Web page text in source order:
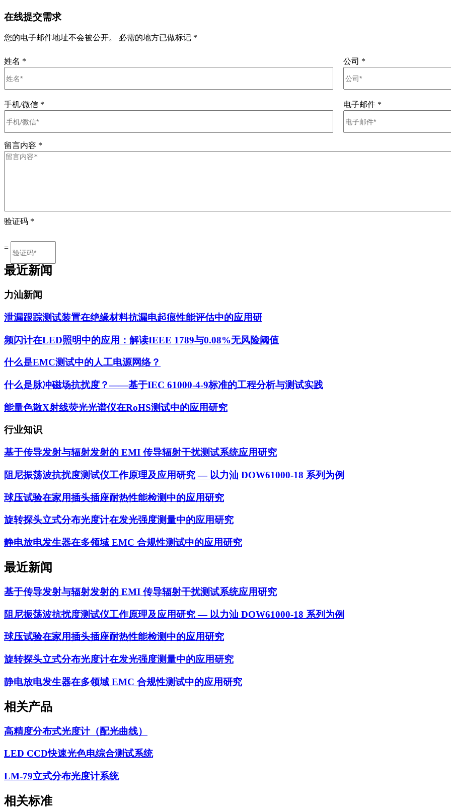
在线提交需求
您的电子邮件地址不会被公开。 必需的地方已做标记 *
姓名 * 公司 *
手机/微信 * 电子邮件 *
留言内容 *
验证码 *
=
最近新闻
力汕新闻
泄漏跟踪测试装置在绝缘材料抗漏电起痕性能评估中的应用研
频闪计在LED照明中的应用：解读IEEE 1789与0.08%无风险阈值
什么是EMC测试中的人工电源网络？
什么是脉冲磁场抗扰度？——基于IEC 61000-4-9标准的工程分析与测试实践
能量色散X射线荧光光谱仪在RoHS测试中的应用研究
行业知识
基于传导发射与辐射发射的 EMI 传导辐射干扰测试系统应用研究
阻尼振荡波抗扰度测试仪工作原理及应用研究 — 以力汕 DOW61000-18 系列为例
球压试验在家用插头插座耐热性能检测中的应用研究
旋转探头立式分布光度计在发光强度测量中的应用研究
静电放电发生器在多领域 EMC 合规性测试中的应用研究
最近新闻
基于传导发射与辐射发射的 EMI 传导辐射干扰测试系统应用研究
阻尼振荡波抗扰度测试仪工作原理及应用研究 — 以力汕 DOW61000-18 系列为例
球压试验在家用插头插座耐热性能检测中的应用研究
旋转探头立式分布光度计在发光强度测量中的应用研究
静电放电发生器在多领域 EMC 合规性测试中的应用研究
相关产品
高精度分布式光度计（配光曲线）
LED CCD快速光色电综合测试系统
LM-79立式分布光度计系统
相关标准